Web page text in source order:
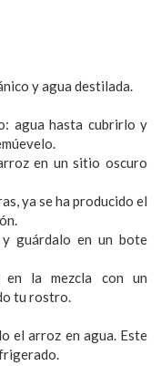
y agua destilada.
agua hasta cubrirlo y
en un sitio oscuro
ya se ha producido el
guárdalo en un bote
en la mezcla con un
tu rostro.
el arroz en agua. Este